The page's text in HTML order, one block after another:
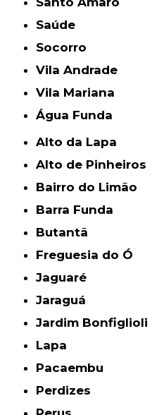
Saúde
Socorro
Vila Andrade
Vila Mariana
Água Funda
Alto da Lapa
Alto de Pinheiros
Bairro do Limão
Barra Funda
Butantã
Freguesia do Ó
Jaguaré
Jaraguá
Jardim Bonfiglioli
Lapa
Pacaembu
Perdizes